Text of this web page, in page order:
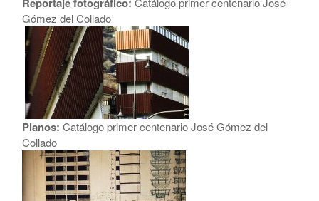
Gómez del Collado
Planos: Catálogo primer centenario José Gómez del
Collado